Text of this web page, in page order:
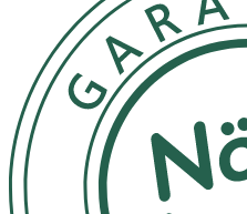
- Förvara nappen
Material
Sköld/Knopp: Polypropen
Sugdel: Silikon